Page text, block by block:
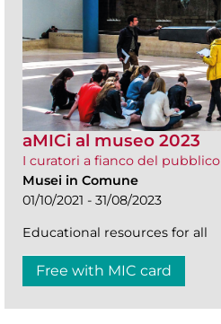
aMICi al museo 2023
I curatori a fianco del pubblico
Musei in Comune
01/10/2021 - 31/08/2023
Educational resources for all
Free with MIC card